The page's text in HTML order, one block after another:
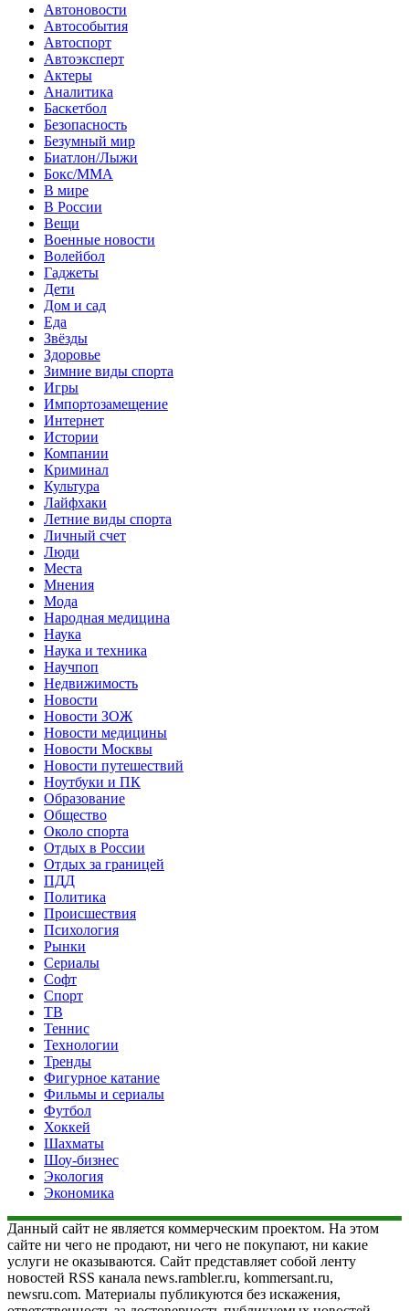
Автоновости
Автособытия
Автоспорт
Автоэксперт
Актеры
Аналитика
Баскетбол
Безопасность
Безумный мир
Биатлон/Лыжи
Бокс/MMA
В мире
В России
Вещи
Военные новости
Волейбол
Гаджеты
Дети
Дом и сад
Еда
Звёзды
Здоровье
Зимние виды спорта
Игры
Импортозамещение
Интернет
Истории
Компании
Криминал
Культура
Лайфхаки
Летние виды спорта
Личный счет
Люди
Места
Мнения
Мода
Народная медицина
Наука
Наука и техника
Научпоп
Недвижимость
Новости
Новости ЗОЖ
Новости медицины
Новости Москвы
Новости путешествий
Ноутбуки и ПК
Образование
Общество
Около спорта
Отдых в России
Отдых за границей
ПДД
Политика
Происшествия
Психология
Рынки
Сериалы
Софт
Спорт
ТВ
Теннис
Технологии
Тренды
Фигурное катание
Фильмы и сериалы
Футбол
Хоккей
Шахматы
Шоу-бизнес
Экология
Экономика
Данный сайт не является коммерческим проектом. На этом
сайте ни чего не продают, ни чего не покупают, ни какие
услуги не оказываются. Сайт представляет собой ленту
новостей RSS канала news.rambler.ru, kommersant.ru,
newsru.com. Материалы публикуются без искажения,